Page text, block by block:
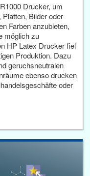
Drucker, um
Bilder oder
Farben anzubieten,
möglich zu
HP Latex Drucker fiel
Produktion. Dazu
geruchsneutralen
ebenso drucken
oder